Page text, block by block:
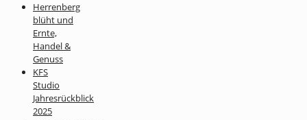
Herrenberg
blüht und
Ernte,
Handel &
Genuss
KFS
Studio
Jahresrückblick
2025